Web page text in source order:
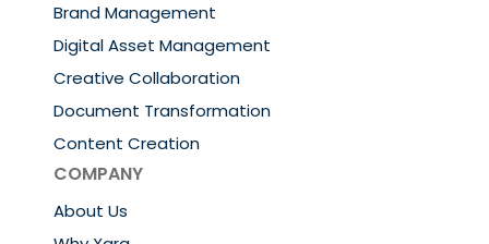
Brand Management
Digital Asset Management
Creative Collaboration
Document Transformation
Content Creation
COMPANY
About Us